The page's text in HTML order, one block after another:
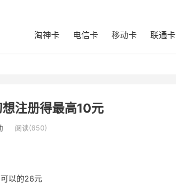
淘神卡 电信卡 移动卡 联通卡
注册得最高10元
阅读(650)
以的26元